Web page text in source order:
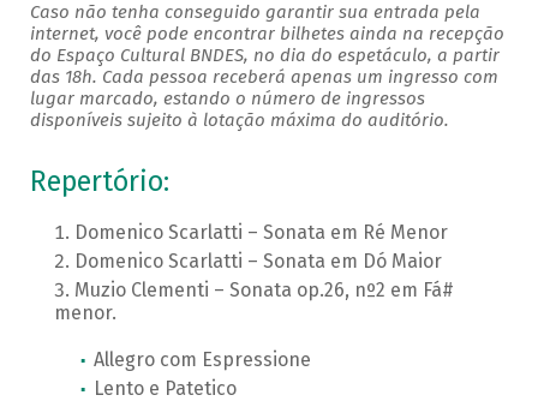
Caso não tenha conseguido garantir sua entrada pela
internet, você pode encontrar bilhetes ainda na recepção
do Espaço Cultural BNDES, no dia do espetáculo, a partir
das 18h. Cada pessoa receberá apenas um ingresso com
lugar marcado, estando o número de ingressos
disponíveis sujeito à lotação máxima do auditório.
Repertório:
Domenico Scarlatti – Sonata em Ré Menor
Domenico Scarlatti – Sonata em Dó Maior
Muzio Clementi – Sonata op.26, nº2 em Fá#
menor.
Allegro com Espressione
Lento e Patetico